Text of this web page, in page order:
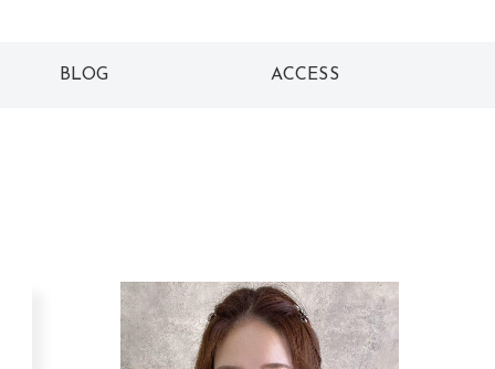
BLOG ACCESS